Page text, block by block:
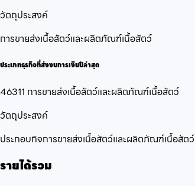
วัตถุประสงค์
การขายส่งเนื้อสัตว์และผลิตภัณฑ์เนื้อสัตว์
ประเภทธุรกิจที่ส่งงบการเงินปีล่าสุด
46311 การขายส่งเนื้อสัตว์และผลิตภัณฑ์เนื้อสัตว์
วัตถุประสงค์
ประกอบกิจการขายส่งเนื้อสัตว์และผลิตภัณฑ์เนื้อสัตว์
รายได้รวม